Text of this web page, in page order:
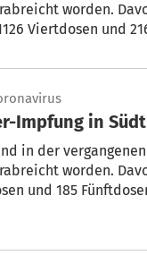
worden.
Viertdosen und

in der
worden.
und 185